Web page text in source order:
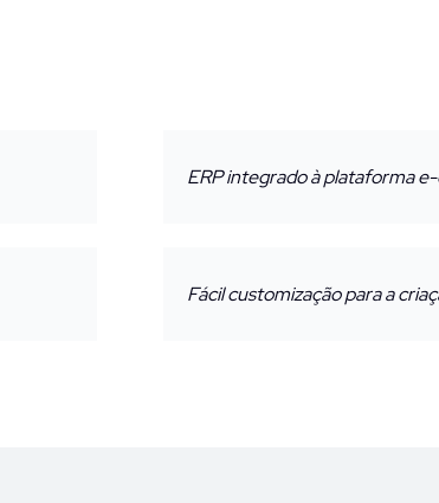
ERP integrado à plataforma
Fácil customização para a